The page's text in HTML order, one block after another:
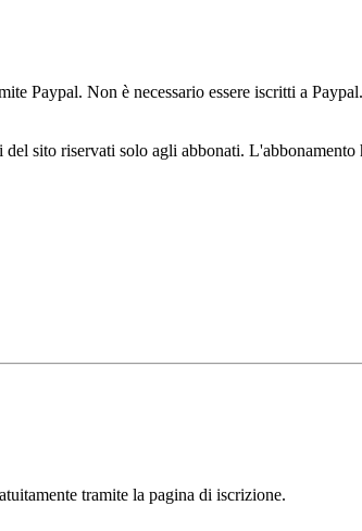
Paypal. Non è necessario essere iscritti a
sito riservati solo agli abbonati. L'abbonamento
tramite la pagina di iscrizione.